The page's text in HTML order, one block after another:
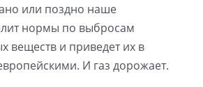
или поздно наше
нормы по выбросам
веществ и приведет их в
И газ дорожает.